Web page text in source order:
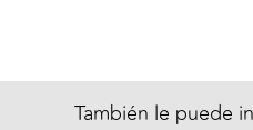
También le puede